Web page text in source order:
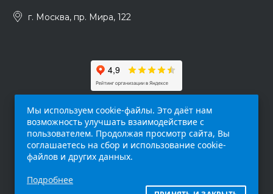
г. Москва, пр. Мира, 122
интернет-сайт (
Мы используем cookie-файлы. Это даёт нам
возможность улучшать взаимодействие с
пользователем. Продолжая просмотр сайта, Вы
соглашаетесь на сбор и использование cookie-
файлов и других данных.
Подробнее